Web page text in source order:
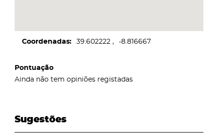
Coordenadas 39.602222 -8.816667
Pontuação
Ainda não tem opiniões registadas
Sugestões